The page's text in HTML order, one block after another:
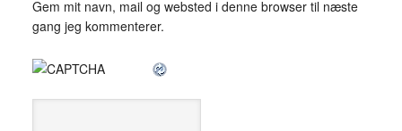
Gem mit navn, mail og websted i denne browser til næste
gang jeg kommenterer.